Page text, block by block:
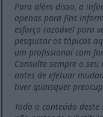
Para além disso, a
apenas para fins
esforço razoável para
pesquisar os tópicos
um profissional com
Consulte sempre o
antes de efetuar
tiver quaisquer
Todo o conteúdo